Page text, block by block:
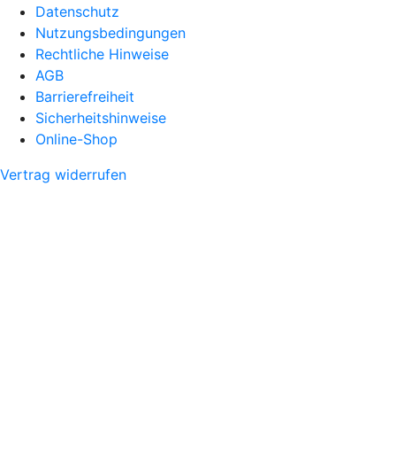
Datenschutz
Nutzungsbedingungen
Rechtliche Hinweise
AGB
Barrierefreiheit
Sicherheitshinweise
Online-Shop
Vertrag widerrufen